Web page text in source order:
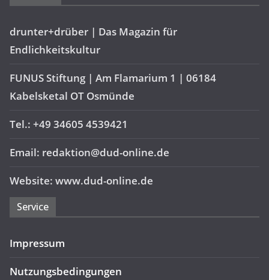
drunter+drüber | Das Magazin für
Endlichkeitskultur
FUNUS Stiftung | Am Flamarium 1 | 06184
Kabelsketal OT Osmünde
Tel.: +49 34605 4539421
Email: redaktion@dud-online.de
Website: www.dud-online.de
Service
Impressum
Nutzungsbedingungen